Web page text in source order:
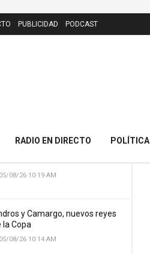
05/08/26 10:19 AM
y Camargo, nuevos reyes
la Copa
05/08/26 10:14 AM
PUBLICIDAD PODCAST
RADIO EN DIRECTO POLÍTICA